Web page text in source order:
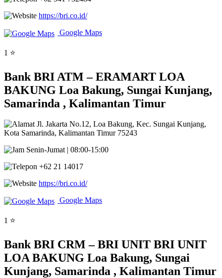
https://bri.co.id/
Google Maps
1 ⭐
Bank BRI ATM – ERAMART LOA
BAKUNG Loa Bakung, Sungai Kunjang,
Samarinda , Kalimantan Timur
Jl. Jakarta No.12, Loa Bakung, Kec. Sungai Kunjang,
Kota Samarinda, Kalimantan Timur 75243
Senin-Jumat | 08:00-15:00
+62 21 14017
https://bri.co.id/
Google Maps
1 ⭐
Bank BRI CRM – BRI UNIT BRI UNIT
LOA BAKUNG Loa Bakung, Sungai
Kunjang, Samarinda , Kalimantan Timur